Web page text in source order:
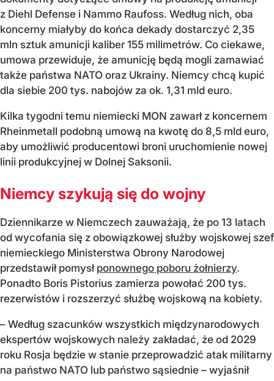
z Diehl Defense i Nammo Raufoss. Według nich, oba
koncerny miałyby do końca dekady dostarczyć 2,35
mln sztuk amunicji kaliber 155 milimetrów. Co ciekawe,
umowa przewiduje, że amunicję będą mogli zamawiać
także państwa NATO oraz Ukrainy. Niemcy chcą kupić
dla siebie 200 tys. nabojów za ok. 1,31 mld euro.
Kilka tygodni temu niemiecki MON zawarł z koncernem
Rheinmetall podobną umową na kwotę do 8,5 mld euro,
aby umożliwić producentowi broni uruchomienie nowej
linii produkcyjnej w Dolnej Saksonii.
Niemcy szykują się do wojny
Dziennikarze w Niemczech zauważają, że po 13 latach
od wycofania się z obowiązkowej służby wojskowej szef
niemieckiego Ministerstwa Obrony Narodowej
przedstawił pomysł ponownego poboru żołnierzy.
Ponadto Boris Pistorius zamierza powołać 200 tys.
rezerwistów i rozszerzyć służbę wojskową na kobiety.
– Według szacunków wszystkich międzynarodowych
ekspertów wojskowych należy zakładać, że od 2029
roku Rosja będzie w stanie przeprowadzić atak militarny
na państwo NATO lub państwo sąsiednie – wyjaśnił